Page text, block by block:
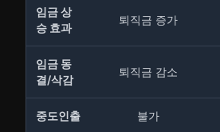
임금 상
승 효과
퇴직금 증가
임금 동
결/삭감
퇴직금 감소
중도인출 불가